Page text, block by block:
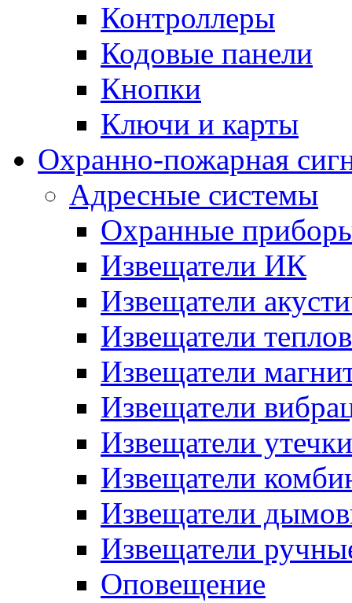
Контроллеры
Кодовые панели
Кнопки
Ключи и карты
Охранно-пожарная
Адресные системы
Охранные
Извещатели ИК
Извещатели
Извещатели
Извещатели
Извещатели
Извещатели утечки
Извещатели
Извещатели
Извещатели
Оповещение